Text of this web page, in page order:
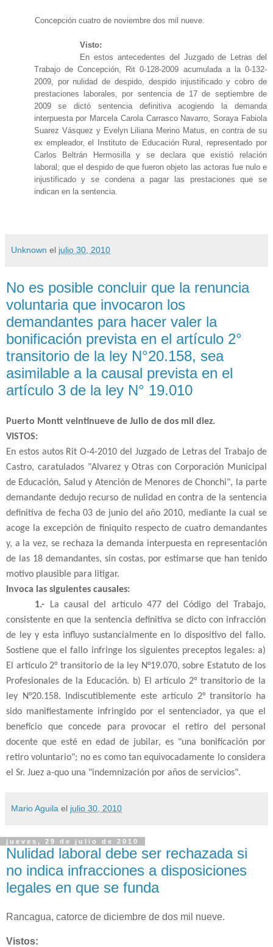
Concepción cuatro de noviembre dos mil nueve.
Visto:
En estos antecedentes del Juzgado de Letras del
Trabajo de Concepción, Rit 0-128-2009 acumulada a la 0-132-
2009, por nulidad de despido, despido injustificado y cobro de
prestaciones laborales, por sentencia de 17 de septiembre de
2009 se dictó sentencia definitiva acogiendo la demanda
interpuesta por Marcela Carola Carrasco Navarro, Soraya Fabiola
Suarez Vásquez y Evelyn Liliana Merino Matus, en contra de su
ex empleador, el Instituto de Educación Rural, representado por
Carlos Beltrán Hermosilla y se declara que existió relación
laboral; que el despido de que fueron objeto las actoras fue nulo e
injustificado y se condena a pagar las prestaciones que se
indican en la sentencia.
Unknown el julio 30, 2010
No es posible concluir que la renuncia
voluntaria que invocaron los
demandantes para hacer valer la
bonificación prevista en el artículo 2°
transitorio de la ley N°20.158, sea
asimilable a la causal prevista en el
artículo 3 de la ley N° 19.010
Puerto Montt veintinueve de Julio de dos mil diez.
VISTOS:
En estos autos Rit O-4-2010 del Juzgado de Letras del Trabajo de
Castro, caratulados "Alvarez y Otrascon Corporación Municipal
de Educación, Salud y Atenciónde Menores de Chonchi",
la parte
demandante dedujo recurso de nulidad en contra de la sentencia
definitiva de fecha 03 de junio del año 2010, mediante la cual se
acoge la excepción de finiquito respecto de cuatro demandantes
y, a la vez, se rechaza la demanda interpuesta en representación
de las 18 demandantes, sin costas, por estimarse que han tenido
motivo plausible para litigar.
Invoca las siguientes causales:
1.- La causal del artículo 477 del Código del Trabajo,
consistente en que la sentencia definitiva se dicto con infracción
de ley y esta influyo sustancialmente en lo dispositivo del fallo.
Sostiene que el fallo infringe los siguientes preceptos legales:a)
El artículo 2° transitorio de la ley N°19.070,sobre Estatuto de los
Profesionales de la Educación. b) El artículo 2° transitorio de la
ley N°20.158.
Indiscutiblemente este artículo 2° transitorio ha
sido manifiestamente infringido por el sentenciador,ya que el
beneficio que concede para provocar el retiro del personal
docente que esté en edad de jubilar,es "una bonificación por
retiro voluntario"; no es como tan equivocadamente lo considera
el Sr. Juez a-quo una "indemnización por años de servicios".
Mario Aguila el julio 30, 2010
jueves, 29 de julio de 2010
Nulidad laboral debe ser rechazada si
no indica infracciones a disposiciones
legales en que se funda
Rancagua, catorce de diciembre de dos mil nueve.
Vistos: